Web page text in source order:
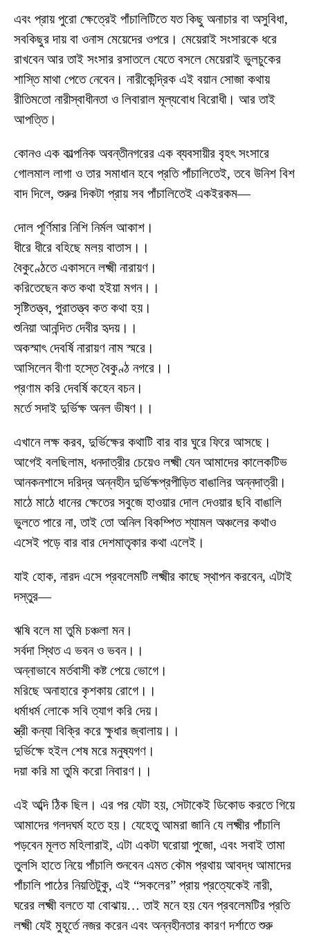
এবং প্রায় পুরো ক্ষেত্রেই পাঁচালিটিতে যত কিছু অনাচার বা অসুবিধা,
সবকিছুর দায় বা ওনাস মেয়েদের ওপরে। মেয়েরাই সংসারকে ধরে
রাখবেন আর তাই সংসার রসাতলে যেতে বসলে মেয়েরাই ভুলচুকের
শাস্তি মাথা পেতে নেবেন। নারীকেন্দ্রিক এই বয়ান সোজা কথায়
রীতিমতো নারীস্বাধীনতা ও লিবারাল মূল্যবোধ বিরোধী। আর তাই
আপত্তি।
কোনও এক কাল্পনিক অবন্তীনগরের এক ব্যবসায়ীর বৃহৎ সংসারে
গোলমাল লাগা ও তার সমাধান হবে প্রতি পাঁচালিতেই, তবে উনিশ বিশ
বাদ দিলে, শুরুর দিকটা প্রায় সব পাঁচালিতেই একইরকম—
দোল পূর্ণিমার নিশি নির্মল আকাশ।
ধীরে ধীরে বহিছে মলয় বাতাস।।
বৈকুণ্ঠেতে একাসনে লক্ষ্মী নারায়ণ।
করিতেছেন কত কথা হইয়া মগন।।
সৃষ্টিতত্ত্ব, পুরাতত্ত্ব কত কথা হয়।
শুনিয়া আনন্দিত দেবীর হৃদয়।।
অকস্মাৎ দেবর্ষি নারায়ণ নাম স্মরে।
আসিলেন বীণা হস্তে বৈকুণ্ঠ নগরে।।
প্রণাম করি দেবর্ষি কহেন বচন।
মর্তে সদাই দুর্ভিক্ষ অনল ভীষণ।।
এখানে লক্ষ করব, দুর্ভিক্ষের কথাটি বার বার ঘুরে ফিরে আসছে।
আগেই বলছিলাম, ধনদাত্রীর চেয়েও লক্ষ্মী যেন আমাদের কালেকটিভ
আনকনশাসে দরিদ্র অন্নহীন দুর্ভিক্ষপ্রপীড়িত বাঙালির অন্নদাত্রী।
মাঠে মাঠে ধানের ক্ষেতের সবুজে হাওয়ার দোল দেওয়ার ছবি বাঙালি
ভুলতে পারে না, তাই তো অনিল বিকম্পিত শ্যামল অঞ্চলের কথাও
এসেই পড়ে বার বার দেশমাতৃকার কথা এলেই।
যাই হোক, নারদ এসে প্রবলেমটি লক্ষ্মীর কাছে স্থাপন করবেন, এটাই
দস্তুর—
ঋষি বলে মা তুমি চঞ্চলা মন।
সর্বদা স্থিত এ ভবন ও ভবন।।
অন্নাভাবে মর্তবাসী কষ্ট পেয়ে ভোগে।
মরিছে অনাহারে কৃশকায় রোগে।।
ধর্মাধর্ম লোকে সবি ত্যাগ করি দেয়।
স্ত্রী কন্যা বিক্রি করে ক্ষুধার জ্বালায়।।
দুর্ভিক্ষে হইল শেষ মরে মনুষ্যগণ।
দয়া করি মা তুমি করো নিবারণ।।
এই অব্দি ঠিক ছিল। এর পর যেটা হয়, সেটাকেই ডিকোড করতে গিয়ে
আমাদের গলদঘর্ম হতে হয়। যেহেতু আমরা জানি যে লক্ষ্মীর পাঁচালি
পড়বেন মূলত মহিলারাই, এটা একটা ঘরোয়া পুজো, এবং সবাই তামা
তুলসি হাতে নিয়ে পাঁচালি শুনবেন এমত কৌম প্রথায় আবদ্ধ আমাদের
পাঁচালি পাঠের নিয়তিটুকু, এই “সকলের” প্রায় প্রত্যেকেই নারী,
ঘরের লক্ষ্মী বলতে যা বোঝায়… তাই মনে হয় যেন প্রবলেমটির প্রতি
লক্ষ্মী যেই মুহূর্তে নজর করেন এবং অন্নহীনতার কারণ দর্শাতে শুরু